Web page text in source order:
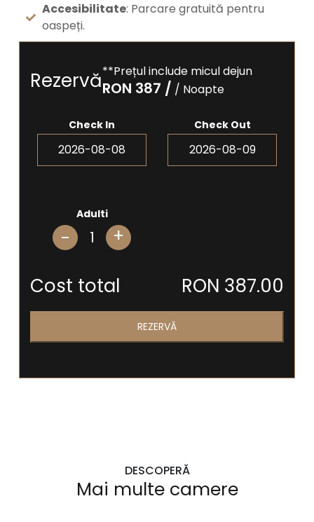
Accesibilitate: Parcare gratuită pentru
oaspeți.
Rezervă**Prețul include micul dejun
RON 387 / / Noapte
Check In Check Out
Adulti
+
Cost total RON 387.00
REZERVĂ
DESCOPERĂ
Mai multe camere
Cameră twin